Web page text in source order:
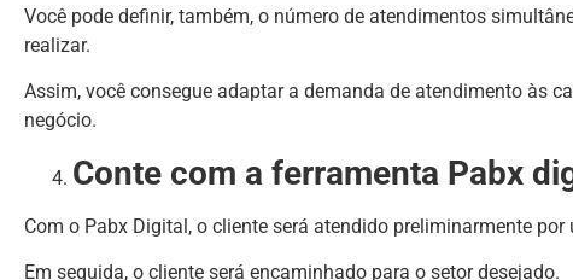
Você pode definir, também, o número de atendimentos
realizar.
Assim, você consegue adaptar a demanda de atendimento às
negócio.
Conte com a ferramenta Pabx
Com o Pabx Digital, o cliente será atendido preliminarmente
Em seguida, o cliente será encaminhado para o setor desejado.